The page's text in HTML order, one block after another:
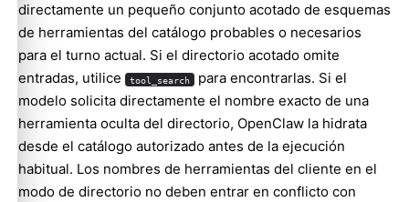
directamente un pequeño conjunto acotado de esquemas
de herramientas del catálogo probables o necesarios
para el turno actual. Si el directorio acotado omite
entradas, utilice
tool_search para encontrarlas. Si el
modelo solicita directamente el nombre exacto de una
herramienta oculta del directorio, OpenClaw la hidrata
desde el catálogo autorizado antes de la ejecución
habitual. Los nombres de herramientas del cliente en el
modo de directorio no deben entrar en conflicto con